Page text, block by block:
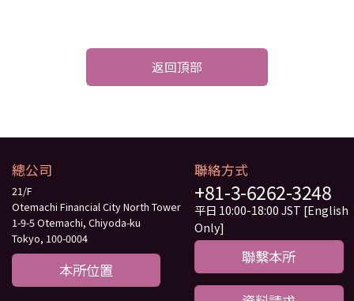
返回頂部
總公司
21/F
Otemachi Financial City North Tower
1-9-5 Otemachi, Chiyoda-ku
Tokyo, 100-0004
本所位置
聯絡方式
+81-3-6262-3248
平日 10:00-18:00 JST [English
Only]
聯繫本所